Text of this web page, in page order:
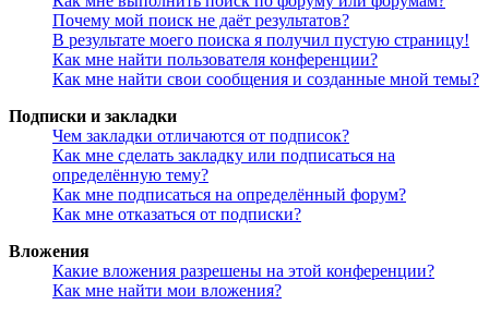
Почему мой поиск не даёт результатов?
В результате моего поиска я получил пустую страницу!
Как мне найти пользователя конференции?
Как мне найти свои сообщения и созданные мной темы?
Подписки и закладки
Чем закладки отличаются от подписок?
Как мне сделать закладку или подписаться на
определённую тему?
Как мне подписаться на определённый форум?
Как мне отказаться от подписки?
Вложения
Какие вложения разрешены на этой конференции?
Как мне найти мои вложения?